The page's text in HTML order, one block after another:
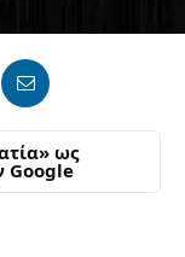
ως
Google